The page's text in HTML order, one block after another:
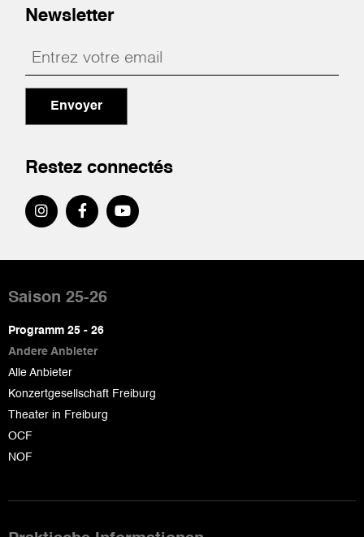
Newsletter
Envoyer
Restez connectés
de
page
Saison 25-26
Programm 25 - 26
Andere Anbieter
Alle Anbieter
Konzertgesellschaft Freiburg
Theater in Freiburg
OCF
NOF